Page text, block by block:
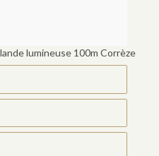
lumineuse 100m Corrèze